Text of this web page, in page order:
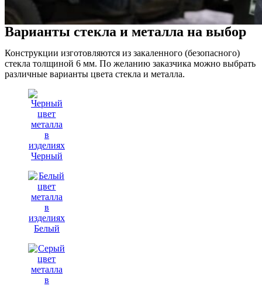
Варианты стекла и металла на выбор
Конструкции изготовляются из закаленного (безопасного)
стекла толщиной 6 мм. По желанию заказчика можно выбрать
различные варианты цвета стекла и металла.
Черный
Белый